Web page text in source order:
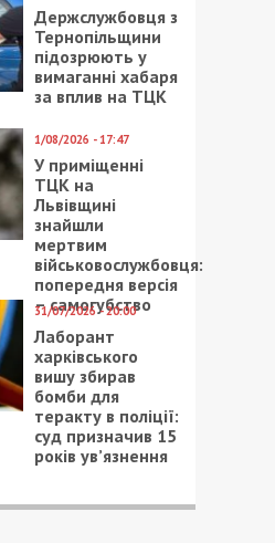
Держслужбовця з
Тернопільщини
підозрюють у
вимаганні хабаря
за вплив на ТЦК
1/08/2026 - 17:47
У приміщенні
ТЦК на
Львівщині
знайшли
мертвим
військовослужбовця:
попередня версія
– самогубство
31/07/2026 - 20:00
Лаборант
харківського
вишу збирав
бомби для
теракту в поліції:
суд призначив 15
років ув’язнення